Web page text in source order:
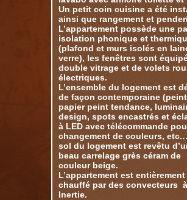
Un petit coin cuisine a été
ainsi que rangement et
L’appartement possède une
isolation phonique et
(plafond et murs isolés en
verre), les fenêtres sont
double vitrage et de volets
électriques.
L’ensemble du logement est
de façon contemporaine
papier peint tendance,
design, spots encastrés et
à LED avec télécommande
changement de couleurs,
sol du logement est revêtu
beau carrelage grès céram de
couleur beige.
L’appartement est entièrement
chauffé par des convecteurs à
Inertie.